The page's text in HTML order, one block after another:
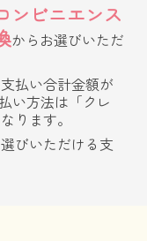
ンビニエンス
からお選びいただ
払い合計金額が
い方法は「クレ
ります。
びいただける支